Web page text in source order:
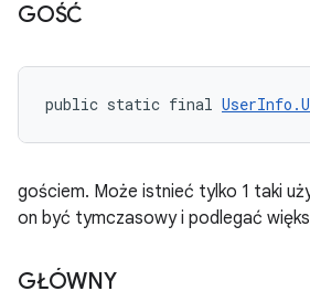
GOŚĆ
public static final
gościem. Może istnieć tylko 1 taki
on być tymczasowy i podlegać
GŁÓWNY